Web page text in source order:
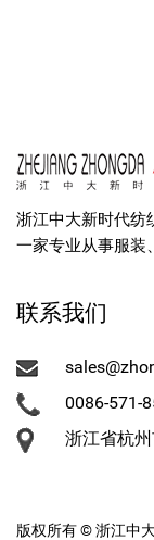
浙江中大新时代纺
一家专业从事服装
联系我们
0086-571-
浙江省杭
版权所有 © 浙江中